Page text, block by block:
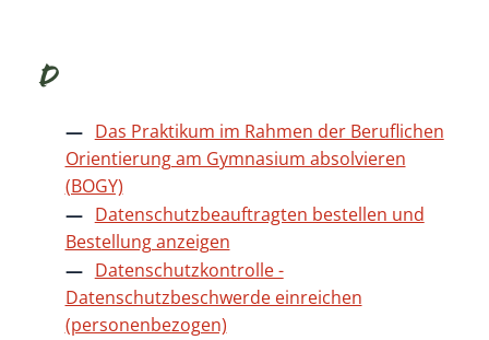
D
Das Praktikum im Rahmen der Beruflichen
Orientierung am Gymnasium absolvieren
(BOGY)
Datenschutzbeauftragten bestellen und
Bestellung anzeigen
Datenschutzkontrolle -
Datenschutzbeschwerde einreichen
(personenbezogen)